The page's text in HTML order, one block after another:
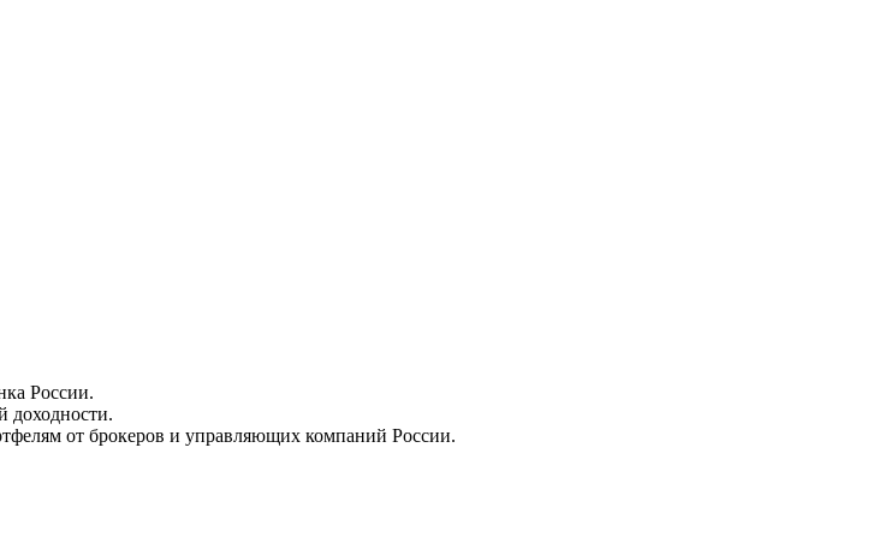
России.
доходности.
от брокеров и управляющих компаний России.